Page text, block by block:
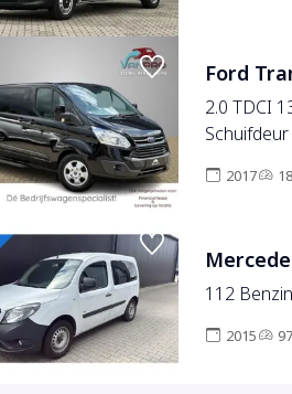
Ford
2.0 TDCI
2017
112
2015